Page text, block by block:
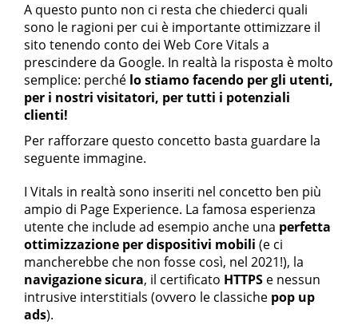
A questo punto non ci resta che chiederci quali
sono le ragioni per cui è importante ottimizzare il
sito tenendo conto dei Web Core Vitals a
prescindere da Google. In realtà la risposta è molto
semplice: perché lo stiamo facendo per gli utenti,
per i nostri visitatori, per tutti i potenziali
clienti!
Per rafforzare questo concetto basta guardare la
seguente immagine.
I Vitals in realtà sono inseriti nel concetto ben più
ampio di Page Experience. La famosa esperienza
utente che include ad esempio anche una perfetta
ottimizzazione per dispositivi mobili (e ci
mancherebbe che non fosse così, nel 2021!), la
navigazione sicura, il certificato HTTPS e nessun
intrusive interstitials (ovvero le classiche pop up
ads).